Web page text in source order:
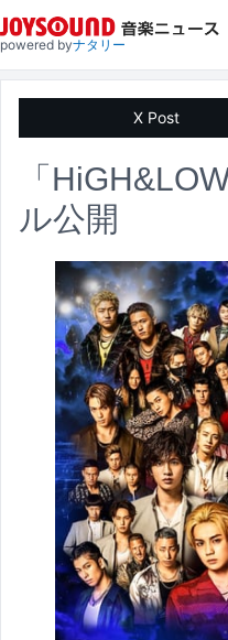
powered byナタリー
X Post
「
ル公開